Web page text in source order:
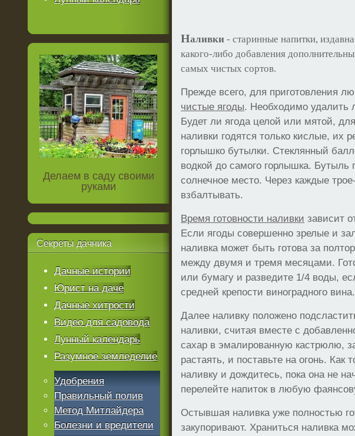
Наливки - старинные напитки,
какого-либо добавления
самых чистых сортов.
Прежде всего, для приготовления
чистые ягоды. Необходимо удалить
Будет ли ягода целой или мятой,
наливки годятся только кислые, их
горлышко бутылки. Стеклянный
водкой до самого горлышка. Бутыль
солнечное место. Через каждые
взбалтывать.
Время готовности наливки зависит
Если ягоды совершенно зрелые и
наливка может быть готова за
между двумя и тремя месяцами.
или бумагу и разведите 1/4 воды,
средней крепости виноградного вина.
Далее наливку положено
наливки, считая вместе с
сахар в эмалированную кастрюлю,
растаять, и поставьте на огонь. Как
наливку и дождитесь, пока она не
перелейте напиток в любую
Остывшая наливка уже полностью
закупоривают. Храниться наливка
Делаем в саду своими
руками
Секреты дачника
Дачные истории
Юрист на даче
Дачные хитрости
Видео для садовода
Лунный календарь
Разумное земледелие
Удобрения
Правильный полив
Метод Митлайдера
Болезни и вредители